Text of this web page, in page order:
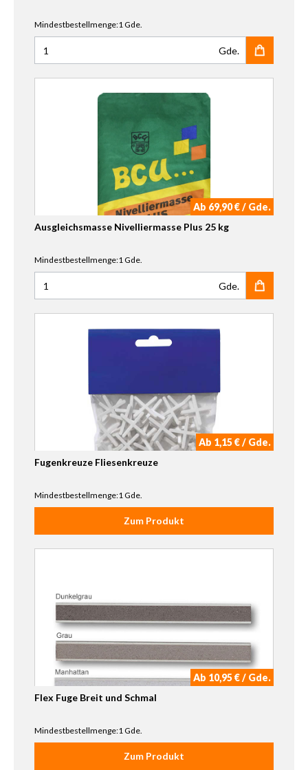
Mindestbestellmenge:1 Gde.
Anzahl für Standard Flex Fliesenkleber 25kg
Gde.
Ab 69,90 € / Gde.
Ausgleichsmasse Nivelliermasse Plus 25 kg
Mindestbestellmenge:1 Gde.
Anzahl für Ausgleichsmasse Nivelliermasse Plus 25 kg
Gde.
Ab 1,15 € / Gde.
Fugenkreuze Fliesenkreuze
Mindestbestellmenge:1 Gde.
Zum Produkt
Ab 10,95 € / Gde.
Flex Fuge Breit und Schmal
Mindestbestellmenge:1 Gde.
Zum Produkt